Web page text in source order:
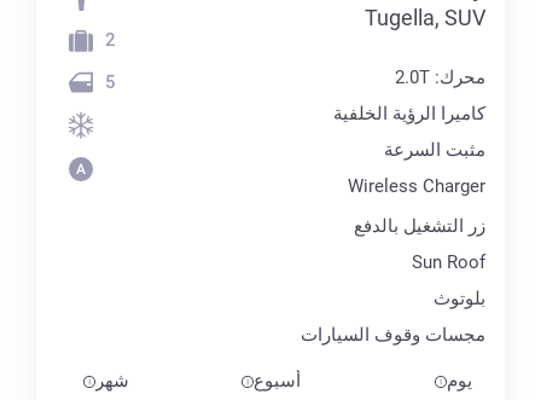
Tugella, SUV
محرك: 2.0T
كاميرا الرؤية الخلفية
مثبت السرعة
Wireless Charger
زر التشغيل بالدفع
Sun Roof
بلوتوث
مجسات وقوف السيارات
2
5
يوم أسبوع شهر